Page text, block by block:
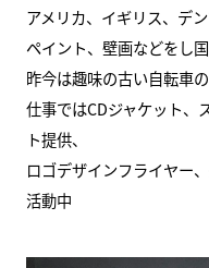
アメリカ、イギリス、デ
ペイント、壁画などをし
昨今は趣味の古い自転車
仕事ではCDジャケット、
ト提供、
ロゴデザインフライヤー
活動中